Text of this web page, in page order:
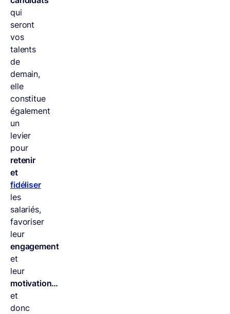
qui
seront
vos
talents
de
demain,
elle
constitue
également
un
levier
pour
retenir
et
fidéliser
les
salariés,
favoriser
leur
engagement
et
leur
motivation…
et
donc